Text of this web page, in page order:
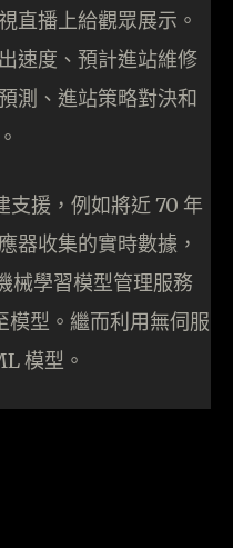
直播上給觀眾展示。
速度、預計進站維修
測、進站策略對決和
支援，例如將近 70 年
器收集的實時數據，
械學習模型管理服務
型。繼而利用無伺服
模型。